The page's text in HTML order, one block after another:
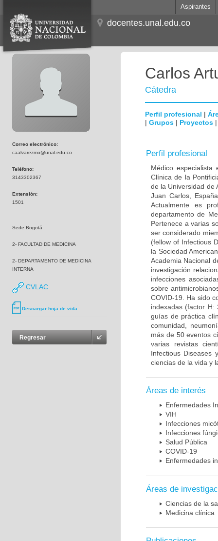
Aspirantes
docentes.unal.edu.co
Correo electrónico:
caalvarezmo@unal.edu.co
Teléfono:
3143302367
Extensión:
1501
Sede Bogotá
2- FACULTAD DE MEDICINA
2- DEPARTAMENTO DE MEDICINA
INTERNA
CVLAC
Descargar hoja de vida
Regresar
Carlos
Cátedra
Perfil profesional |
| Grupos | Proyectos
Perfil profesional
Médico especialista
Clínica de la
de la Universidad de
Juan Carlos,
Actualmente es
departamento de
Pertenece a varias
ser considerado
(fellow of Infectious
la Sociedad
Academia Nacional
investigación
infecciones
sobre
COVID-19. Ha sido
indexadas (factor
guías de práctica
comunidad,
más de 50 eventos
varias revistas
Infectious Diseases
ciencias de la vida y
Áreas de interés
Enfermedades
VIH
Infecciones
Infecciones
Salud Pública
COVID-19
Enfermedades
Áreas de
Ciencias de la
Medicina clínica